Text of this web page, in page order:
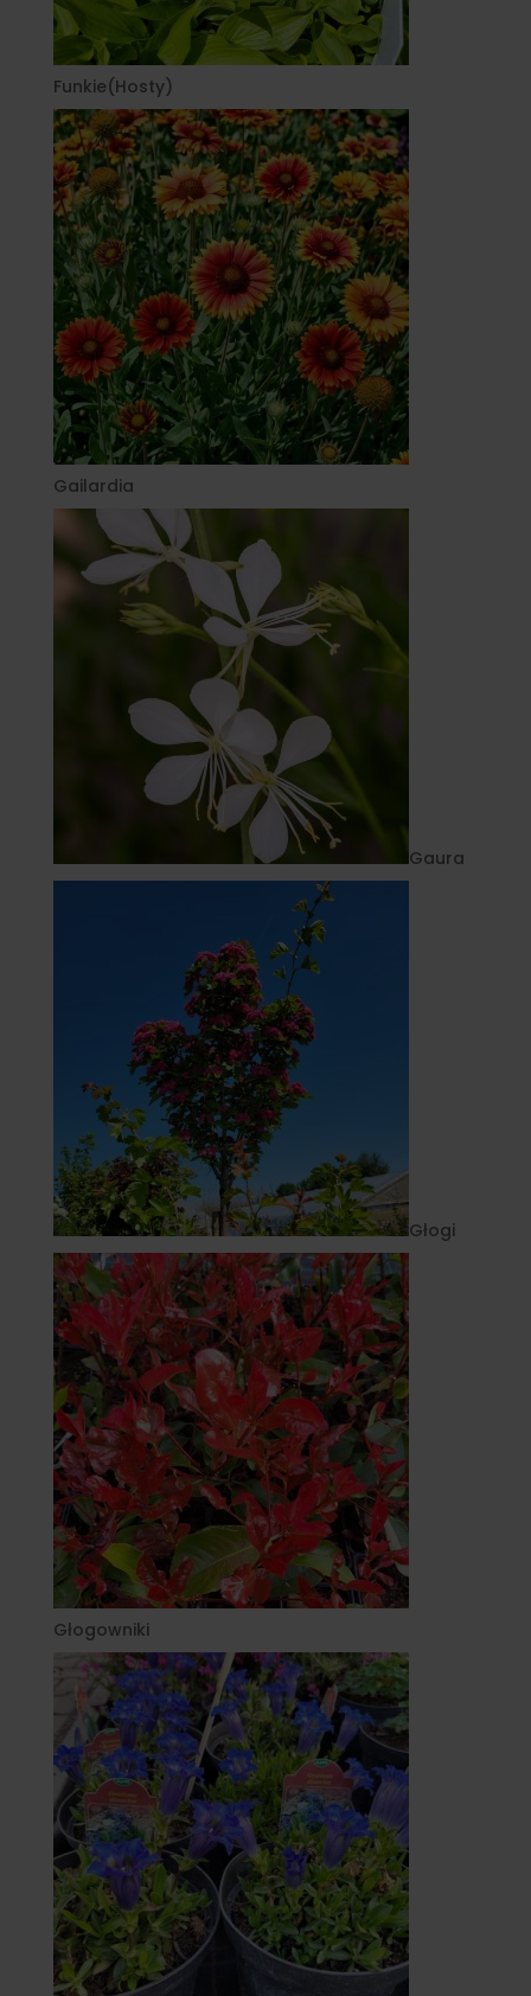
Funkie(Hosty)
Gailardia
Gaura
Głogi
Głogowniki